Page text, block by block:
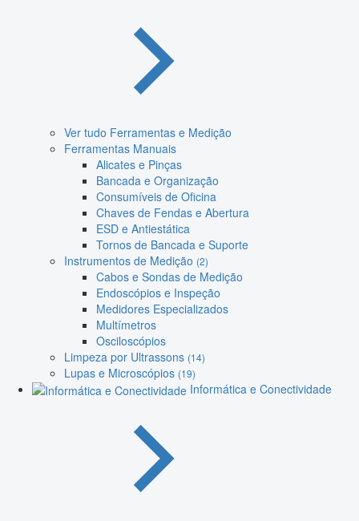
Ver tudo Ferramentas e Medição
Ferramentas Manuais
Alicates e Pinças
Bancada e Organização
Consumíveis de Oficina
Chaves de Fendas e Abertura
ESD e Antiestática
Tornos de Bancada e Suporte
Instrumentos de Medição (2)
Cabos e Sondas de Medição
Endoscópios e Inspeção
Medidores Especializados
Multímetros
Osciloscópios
Limpeza por Ultrassons (14)
Lupas e Microscópios (19)
Informática e Conectividade